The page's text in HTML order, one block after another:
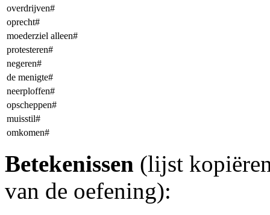
overdrijven#
oprecht#
moederziel alleen#
protesteren#
negeren#
de menigte#
neerploffen#
opscheppen#
muisstil#
omkomen#
Betekenissen (lijst
van de oefening):